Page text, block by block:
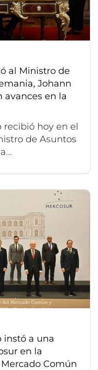
al Ministro de
Johann
avances en la
recibió hoy en el
de Asuntos
instó a una
en la
Común